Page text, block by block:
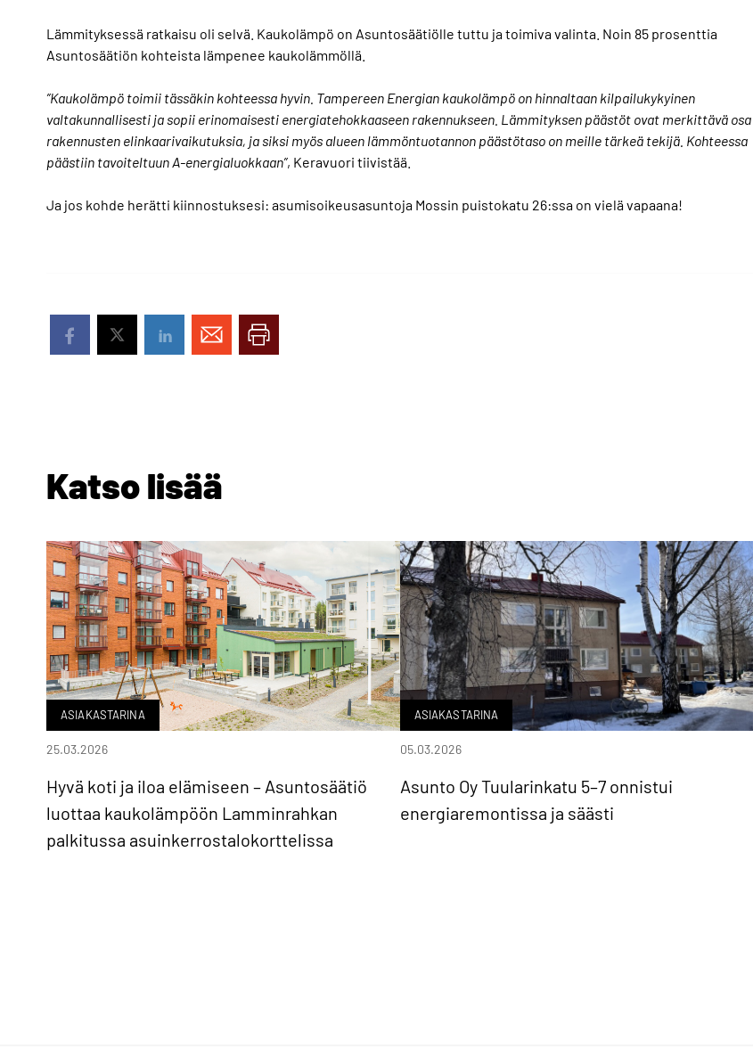
Lämmityksessä ratkaisu oli selvä. Kaukolämpö on Asuntosäätiölle tuttu ja toimiva valinta. Noin 85 prosenttia
Asuntosäätiön kohteista lämpenee kaukolämmöllä.
”Kaukolämpö toimii tässäkin kohteessa hyvin. Tampereen Energian kaukolämpö on hinnaltaan kilpailukykyinen
valtakunnallisesti ja sopii erinomaisesti energiatehokkaaseen rakennukseen. Lämmityksen päästöt ovat merkittävä osa
rakennusten elinkaarivaikutuksia, ja siksi myös alueen lämmöntuotannon päästötaso on meille tärkeä tekijä. Kohteessa
päästiin tavoiteltuun A-energialuokkaan”, Keravuori tiivistää.
Ja jos kohde herätti kiinnostuksesi: asumisoikeusasuntoja Mossin puistokatu 26:ssa on vielä vapaana!
Katso lisää
ASIAKASTARINA
Hyvä koti ja iloa elämiseen – Asuntosäätiö
luottaa kaukolämpöön Lamminrahkan
palkitussa asuinkerrostalokorttelissa
25.03.2026
ASIAKASTARINA
Asunto Oy Tuularinkatu 5–7 onnistui
energiaremontissa ja säästi
05.03.2026